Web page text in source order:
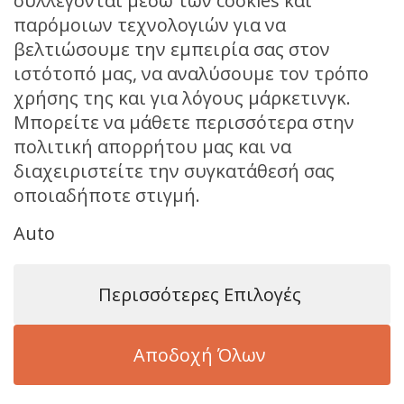
PATMOS,
14°
clear
Patmos,weather forecast ▸
© 2026 Βillis Moto Rent Patmos Island. All Rights Reserved
παρόμοιων τεχνολογιών για να
βελτιώσουμε την εμπειρία σας στον
ιστότοπό μας, να αναλύσουμε τον τρόπο
χρήσης της και για λόγους μάρκετινγκ.
Μπορείτε να μάθετε περισσότερα στην
πολιτική απορρήτου μας και να
διαχειριστείτε την συγκατάθεσή σας
οποιαδήποτε στιγμή.
Auto
Περισσότερες Επιλογές
Αποδοχή Όλων